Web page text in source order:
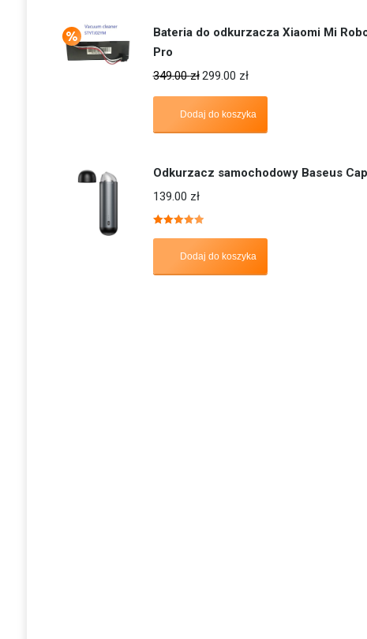
Bateria do odkurzacza Xiaomi Mi
Pro
349.00zł299.00 zł
Dodaj do koszyka
Odkurzacz samochodowy Baseus
139.00 zł
5.00
Dodaj do koszyka